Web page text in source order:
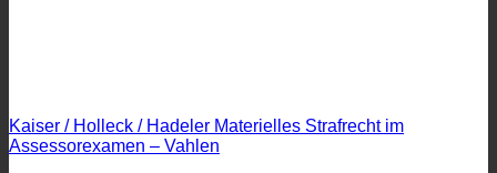
Kaiser / Holleck / Hadeler Materielles Strafrecht im
Assessorexamen – Vahlen